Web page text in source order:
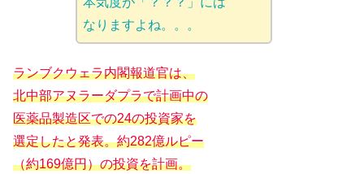
なりますよね。。。
ランブクウェラ内閣報道官は、
北中部アヌラーダプラで計画中の
医薬品製造区での24の投資家を
選定したと発表。約282億ルピー
（約169億円）の投資を計画。